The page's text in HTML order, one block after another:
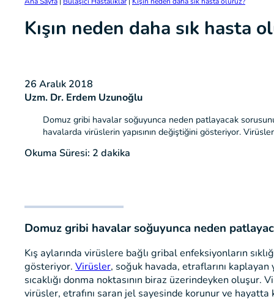
Kışın neden daha sık hasta
26 Aralık 2018
Uzm. Dr. Erdem Uzunoğlu
Domuz gribi havalar soğuyunca neden patlayacak
havalarda virüslerin yapısının değiştiğini gösteriyor.
Okuma Süresi: 2 dakika
Domuz gribi havalar soğuyunca neden
Kış aylarında virüslere bağlı gribal enfeksiyonların
gösteriyor. Virüsler, soğuk havada, etraflarını
sıcaklığı donma noktasının biraz üzerindeyken
virüsler, etrafını saran jel sayesinde korunur ve